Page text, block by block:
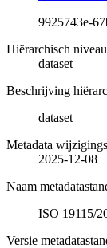
9925743e-
Hiërarchisch niveau
dataset
Beschrijving
dataset
Metadata
2025-12-08
Naam
ISO 19115/
Versie